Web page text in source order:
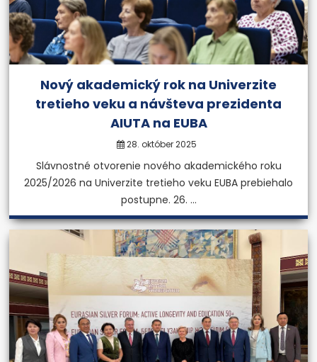
Nový akademický rok na Univerzite
tretieho veku a návšteva prezidenta
AIUTA na EUBA
28. október 2025
Slávnostné otvorenie nového akademického roku
2025/2026 na Univerzite tretieho veku EUBA prebiehalo
postupne. 26. ...